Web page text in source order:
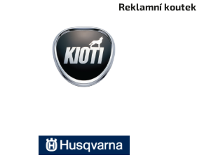
Reklamní koutek